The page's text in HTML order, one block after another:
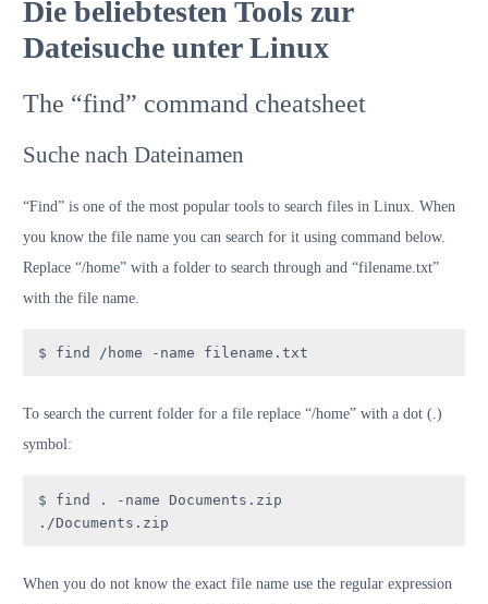
Die beliebtesten Tools zur
Dateisuche unter Linux
The “find” command cheatsheet
Suche nach Dateinamen
“Find” is one of the most popular tools to search files in Linux. When
you know the file name you can search for it using command below.
Replace “/home” with a folder to search through and “filename.txt”
with the file name.
$ find /home -name filename.txt
To search the current folder for a file replace “/home” with a dot (.)
symbol:
$ find . -name Documents.zip
./Documents.zip
When you do not know the exact file name use the regular expression